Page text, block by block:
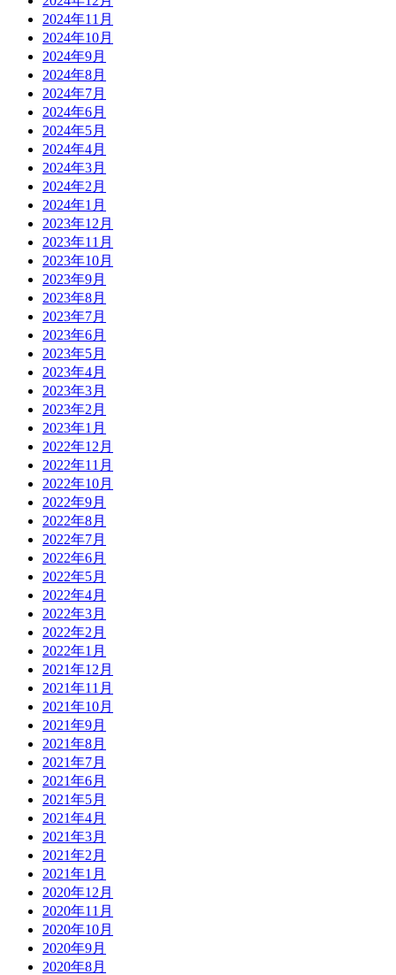
2024年11月
2024年10月
2024年9月
2024年8月
2024年7月
2024年6月
2024年5月
2024年4月
2024年3月
2024年2月
2024年1月
2023年12月
2023年11月
2023年10月
2023年9月
2023年8月
2023年7月
2023年6月
2023年5月
2023年4月
2023年3月
2023年2月
2023年1月
2022年12月
2022年11月
2022年10月
2022年9月
2022年8月
2022年7月
2022年6月
2022年5月
2022年4月
2022年3月
2022年2月
2022年1月
2021年12月
2021年11月
2021年10月
2021年9月
2021年8月
2021年7月
2021年6月
2021年5月
2021年4月
2021年3月
2021年2月
2021年1月
2020年12月
2020年11月
2020年10月
2020年9月
2020年8月